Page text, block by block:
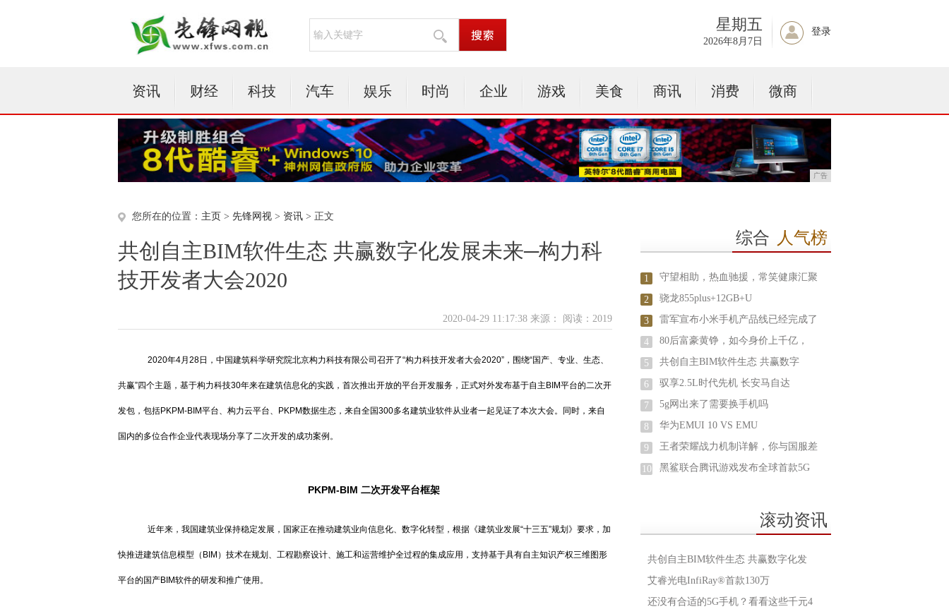
星期五
2026年8月7日
登录
资讯 财经 科技 汽车 娱乐 时尚 企业 游戏 美食 商讯 消费 微商
广告
您所在的位置： 主页 > 先锋网视 > 资讯 > 正文
共创自主BIM软件生态 共赢数字化发展未来─构力科
技开发者大会2020
2020-04-29 11:17:38 来源： 阅读：2019
2020年4月28日，中国建筑科学研究院北京构力科技有限公司召开了“构力科技开发者大会2020”，围绕“国产、专业、生态、
共赢”四个主题，基于构力科技30年来在建筑信息化的实践，首次推出开放的平台开发服务，正式对外发布基于自主BIM平台的二次开
发包，包括PKPM-BIM平台、构力云平台、PKPM数据生态，来自全国300多名建筑业软件从业者一起见证了本次大会。同时，来自
国内的多位合作企业代表现场分享了二次开发的成功案例。
PKPM-BIM 二次开发平台框架
近年来，我国建筑业保持稳定发展，国家正在推动建筑业向信息化、数字化转型，根据《建筑业发展“十三五”规划》要求，加
快推进建筑信息模型（BIM）技术在规划、工程勘察设计、施工和运营维护全过程的集成应用，支持基于具有自主知识产权三维图形
平台的国产BIM软件的研发和推广使用。
综合 人气榜
1 守望相助，热血驰援，常笑健康汇聚
2 骁龙855plus+12GB+U
3 雷军宣布小米手机产品线已经完成了
4 80后富豪黄铮，如今身价上千亿，
5 共创自主BIM软件生态 共赢数字
6 驭享2.5L时代先机 长安马自达
7 5g网出来了需要换手机吗
8 华为EMUI 10 VS EMU
9 王者荣耀战力机制详解，你与国服差
10 黑鲨联合腾讯游戏发布全球首款5G
滚动资讯
共创自主BIM软件生态 共赢数字化发
艾睿光电InfiRay®首款130万
还没有合适的5G手机？看看这些千元4